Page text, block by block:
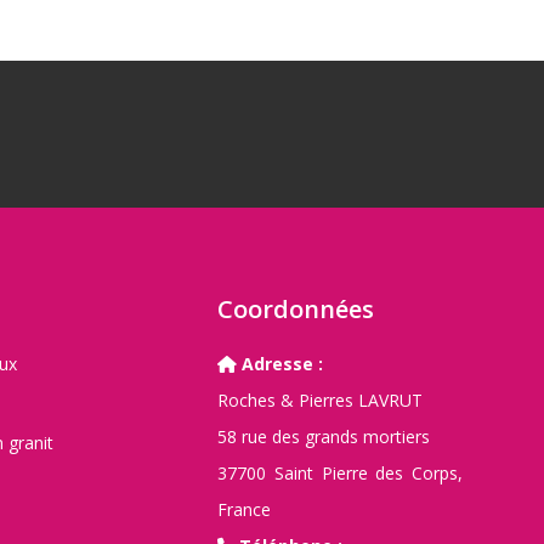
granit
Coordonnées
Adresse :
Roches & Pierres LAVRUT
58 rue des grands mortiers
37700 Saint Pierre des Corps,
France